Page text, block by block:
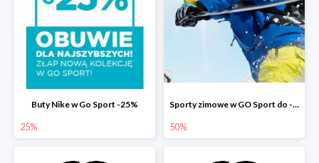
Buty Nike w Go Sport -25%
25%
Sporty zimowe w GO Sport do -50%
50%